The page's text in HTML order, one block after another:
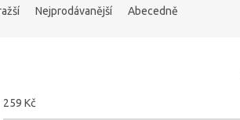
Nejprodávanější Abecedně
259 Kč